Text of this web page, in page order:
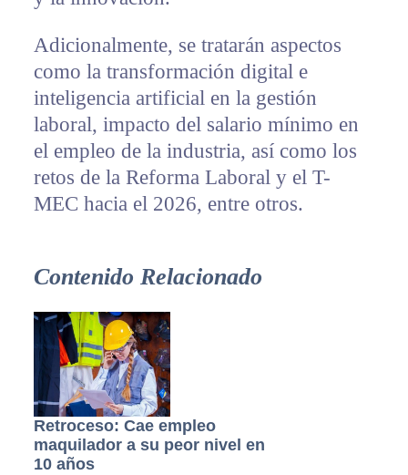
Adicionalmente, se tratarán aspectos
como la transformación digital e
inteligencia artificial en la gestión
laboral, impacto del salario mínimo en
el empleo de la industria, así como los
retos de la Reforma Laboral y el T-
MEC hacia el 2026, entre otros.
Contenido Relacionado
Retroceso: Cae empleo
maquilador a su peor nivel en
10 años